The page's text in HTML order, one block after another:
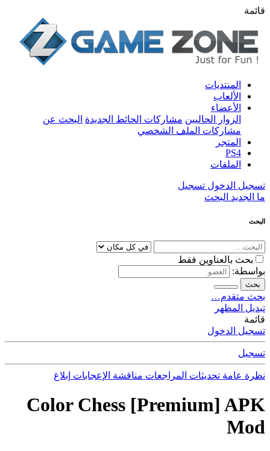
قائمة
المنتديات
الألعاب
الأعضاء
الزوار الحاليين مشاركات الحائط الجديدة البحث عن
مشاركات الملف الشخصي
المتجر
PS4
الملفات
تسجيل الدخول تسجيل
ما الجديد البحث
البحث
بحث بالعناوين فقط
بواسطة:
بحث
بحث متقدم…
تبديل المظهر
قائمة
تسجيل الدخول
تسجيل
نظرة عامة تحديثات المراجعات مناقشة الإعجابات إبلاغ
Color Chess [Premium] APK
Mod